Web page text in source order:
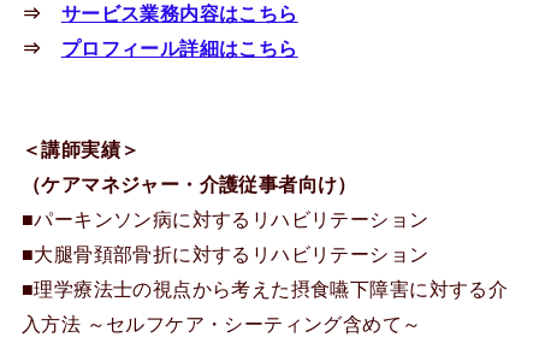
⇒ サービス業務内容はこちら
⇒ プロフィール詳細はこちら
＜講師実績＞
（ケアマネジャー・介護従事者向け）
■パーキンソン病に対するリハビリテーション
■大腿骨頚部骨折に対するリハビリテーション
■理学療法士の視点から考えた摂食嚥下障害に対する介
入方法 ～セルフケア・シーティング含めて～